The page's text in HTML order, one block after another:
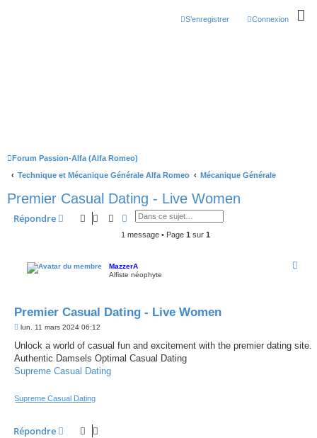
Connexion
S’enregistrer
Forum Passion-Alfa (Alfa Romeo)
Technique et Mécanique Générale Alfa Romeo
Mécanique Générale
Premier Сasual Dating - Live Women
Répondre Rechercher
Recherche avancée
1 message • Page 1 sur 1
MazzerA
Alfiste néophyte
Premier Сasual Dating - Live Women
M
s
a
g
lun. 11 mars 2024 06:12
Unlock a world of casual fun and excitement with the premier dating site.
Authentic Damsels Optimal Сasual Dating
Supreme Сasual Dating
Supreme Сasual Dating
Répondre